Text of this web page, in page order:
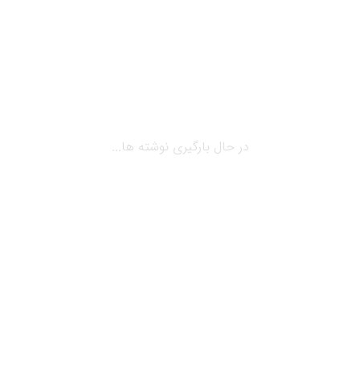
در حال بارگیری نوشته ها...